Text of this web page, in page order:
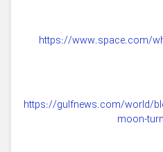
https://www.space.com/
https://gulfnews.com/world/
moon-